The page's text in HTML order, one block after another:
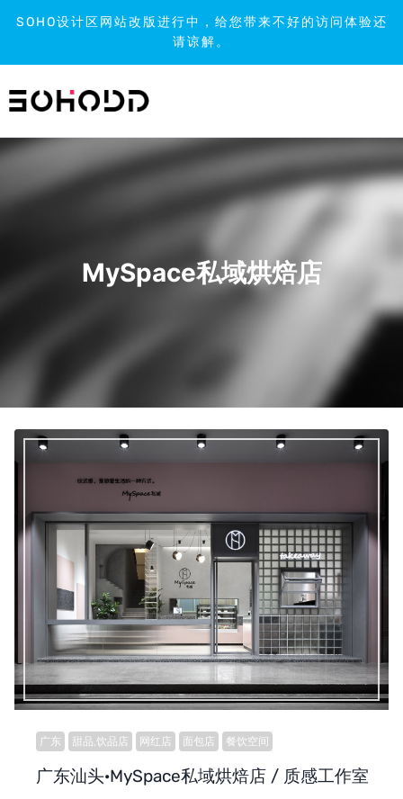
SOHO设计区网站改版进行中，给您带来不好的访问体验还
请谅解。
到
容
MySpace私域烘焙店
广东 甜品,饮品店 网红店 面包店 餐饮空间
广东汕头·MySpace私域烘焙店 / 质感工作室